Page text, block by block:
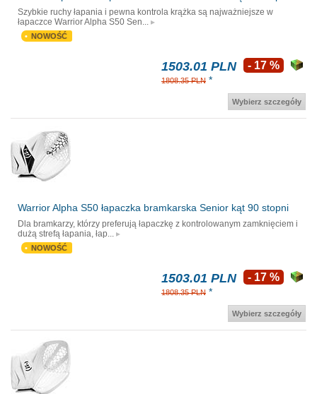
Szybkie ruchy łapania i pewna kontrola krążka są najważniejsze w
łapaczce Warrior Alpha S50 Sen...
NOWOŚĆ
1503.01 PLN
1808.35 PLN *
- 17 %
Wybierz szczegóły
Warrior Alpha S50 łapaczka bramkarska Senior kąt 90 stopni
Dla bramkarzy, którzy preferują łapaczkę z kontrolowanym zamknięciem i
dużą strefą łapania, łap...
NOWOŚĆ
1503.01 PLN
1808.35 PLN *
- 17 %
Wybierz szczegóły